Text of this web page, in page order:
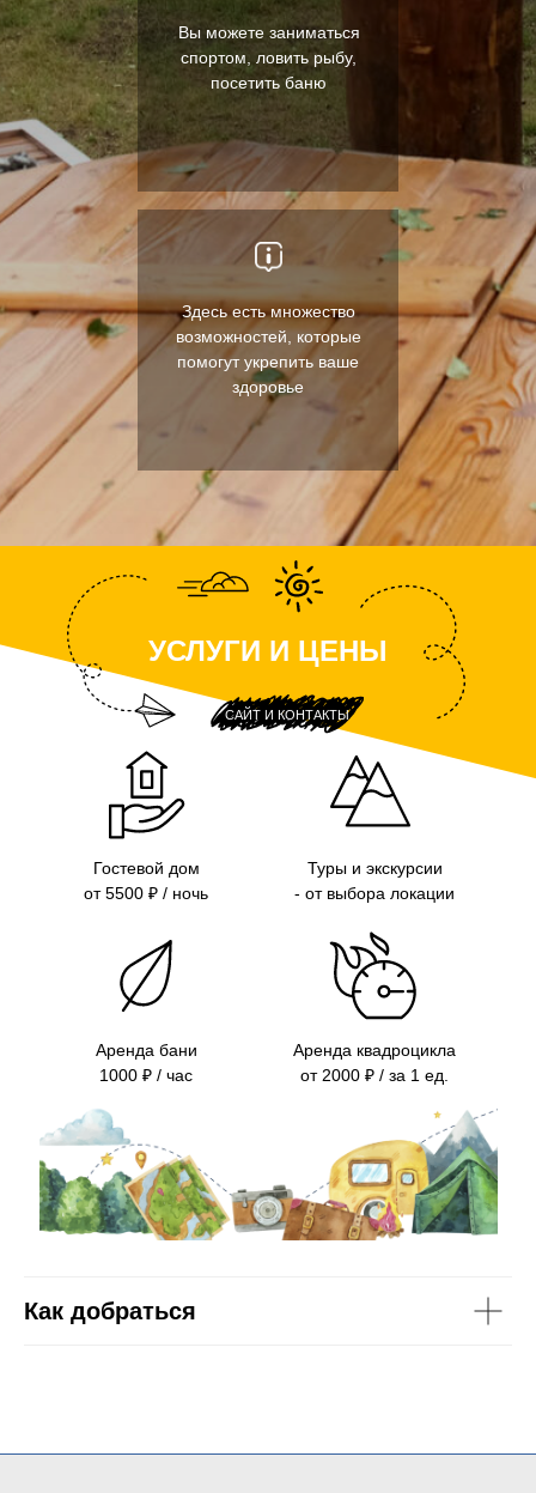
Вы можете заниматься
спортом, ловить рыбу,
посетить баню
Здесь есть множество
возможностей, которые
помогут укрепить ваше
здоровье
САЙТ И КОНТАКТЫ
Гостевой дом
от 5500 ₽ / ночь
Туры и экскурсии
- от выбора локации
Аренда бани
1000 ₽ / час
Аренда квадроцикла
от 2000 ₽ / за 1 ед.
УСЛУГИ И ЦЕНЫ
Как добраться